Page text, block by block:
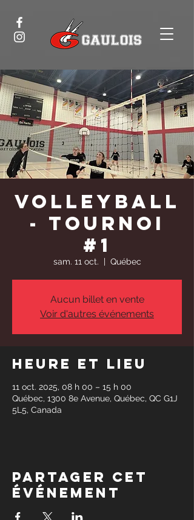
Volleyball
- Tournoi
#1
sam. 11 oct.
  |
Québec
Aucun billet en vente
Voir d'autres événements
Heure et lieu
11 oct. 2025, 08 h 00 – 15 h 00
Québec, 1300 8e Avenue, Québec, QC G1J
5L5, Canada
Partager cet
événement